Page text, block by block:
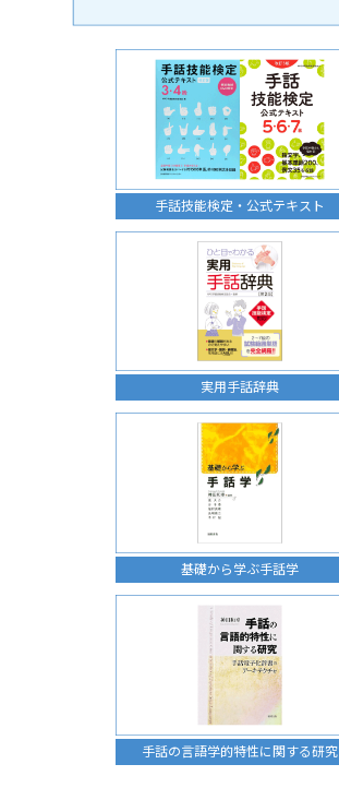
手話の言語学的特性に関する研究
手話技能検定・公式テキスト
実用手話辞典
基礎から学ぶ手話学
手話の言語学的特性に関する研究